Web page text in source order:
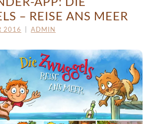
– REISE ANS MEER
2016 ADMIN